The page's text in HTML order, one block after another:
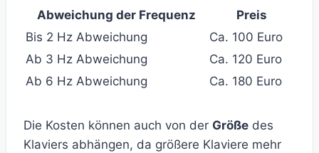
Abweichung der Frequenz
Preis
Bis 2 Hz Abweichung
Ca. 100 Euro
Ab 3 Hz Abweichung
Ca. 120 Euro
Ab 6 Hz Abweichung
Ca. 180 Euro
Die Kosten können auch von der Größe des
Klaviers abhängen, da größere Klaviere mehr